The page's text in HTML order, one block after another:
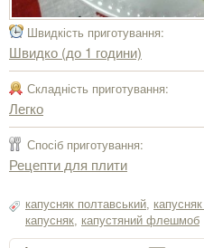
Швидкість приготування:
Швидко (до 1 години)
Складність приготування:
Легко
Спосіб приготування:
Рецепти для плити
капусняк полтавський,
капусняк, капустяний флешмоб